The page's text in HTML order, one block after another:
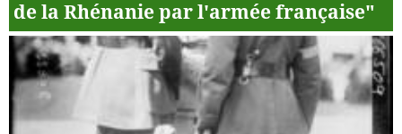
de la Rhénanie par l'armée française"